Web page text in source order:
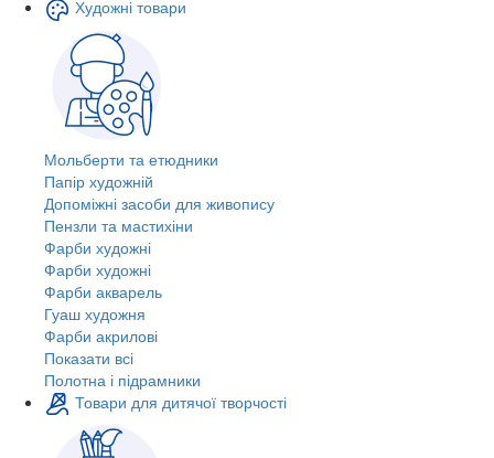
Художні товари
Мольберти та етюдники
Папір художній
Допоміжні засоби для живопису
Пензли та мастихіни
Фарби художні
Фарби художні
Фарби акварель
Гуаш художня
Фарби акрилові
Показати всі
Полотна і підрамники
Товари для дитячої творчості